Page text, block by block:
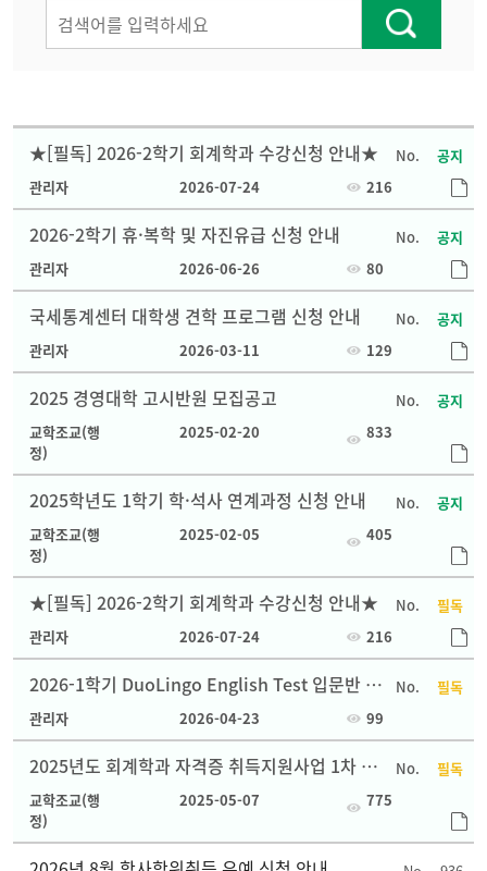
공지
★[필독] 2026-2학기 회계학과 수강신청 안내★
관리자 2026-07-24 216
공지
2026-2학기 휴·복학 및 자진유급 신청 안내
관리자 2026-06-26 80
공지
국세통계센터 대학생 견학 프로그램 신청 안내
관리자 2026-03-11 129
공지
2025 경영대학 고시반원 모집공고
교학조교(행
정)
2025-02-20 833
공지
2025학년도 1학기 학·석사 연계과정 신청 안내
교학조교(행
정)
2025-02-05 405
필독
★[필독] 2026-2학기 회계학과 수강신청 안내★
관리자 2026-07-24 216
필독
2026-1학기 DuoLingo English Test 입문반 수
강생 모집 홍보
관리자 2026-04-23 99
필독
2025년도 회계학과 자격증 취득지원사업 1차 안
내
교학조교(행
정)
2025-05-07 775